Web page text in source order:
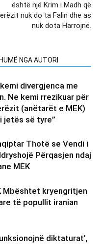
është një Krim i Madh që
nuk do ta Falin dhe as
nuk dota Harrojnë.
NGA AUTORI
kemi divergjenca me
Ne kemi rrezikuar për
(anëtarët e MEK)
jetës së tyre”
Thotë se Vendi i
Përqasjen ndaj
MEK
Mbështet kryengritjen
të popullit iranian
diktaturat’,